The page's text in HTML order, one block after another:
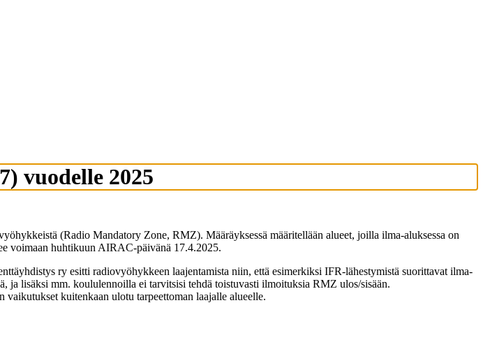
vuodelle 2025
(Radio Mandatory Zone, RMZ). Määräyksessä määritellään alueet, joilla ilma-aluksessa on
voimaan huhtikuun AIRAC-päivänä 17.4.2025.
ry esitti radiovyöhykkeen laajentamista niin, että esimerkiksi IFR-lähestymistä suorittavat ilma-
lisäksi mm. koululennoilla ei tarvitsisi tehdä toistuvasti ilmoituksia RMZ ulos/sisään.
kuitenkaan ulotu tarpeettoman laajalle alueelle.